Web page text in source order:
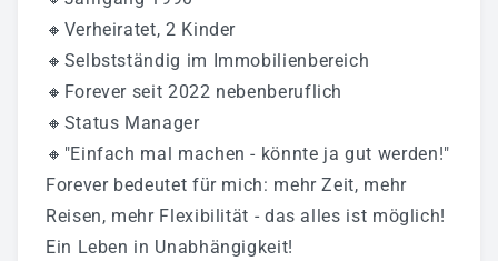
KALENDER
LOGIN
🔸Verheiratet, 2 Kinder
🔸Selbstständig im Immobilienbereich
🔸Forever seit 2022 nebenberuflich
🔸Status Manager
🔸"Einfach mal machen - könnte ja gut werden!"
Forever bedeutet für mich: mehr Zeit, mehr
Reisen, mehr Flexibilität - das alles ist möglich!
Ein Leben in Unabhängigkeit!